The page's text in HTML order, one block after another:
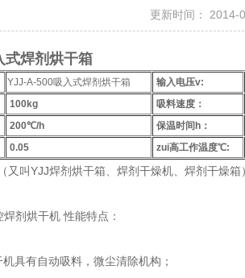
更新时间：
焊剂烘干箱
YJJ-A-500吸入式焊剂烘干箱 输入电压v:
100kg 吸料速度：
200℃/h 保温时间h：
0.05 zui高工作温度℃:
又叫YJJ焊剂烘干箱、焊剂干燥机、焊剂干燥箱）
剂烘干机 性能特点：
具有自动吸料，微尘清除机构；